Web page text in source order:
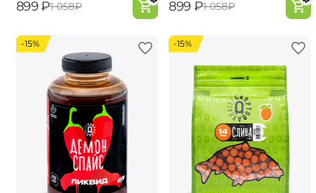
‍899‍ ₽‍1 058‍₽ ‍899‍ ₽‍1 058‍₽
-15% -15%